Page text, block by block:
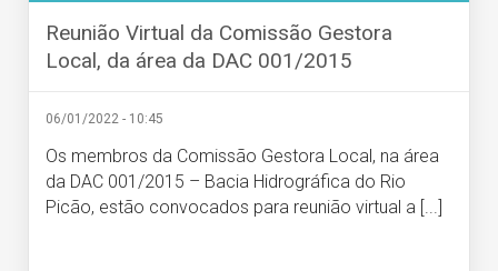
Reunião Virtual da Comissão Gestora
Local, da área da DAC 001/2015
06/01/2022 - 10:45
Os membros da Comissão Gestora Local, na área
da DAC 001/2015 – Bacia Hidrográfica do Rio
Picão, estão convocados para reunião virtual a [...]